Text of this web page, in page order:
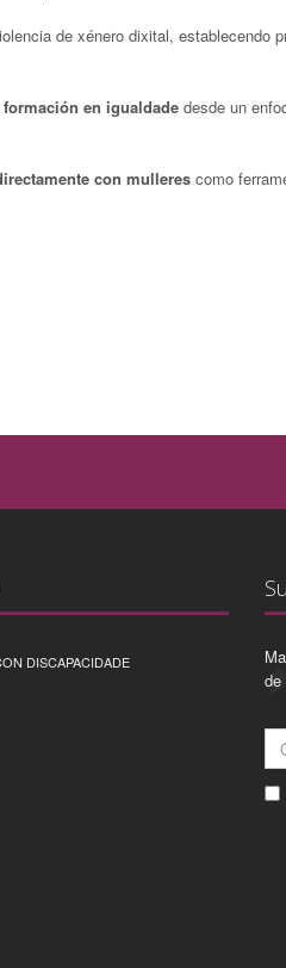
de xénero dixital, establecendo
en igualdade desde un
con mulleres como
DISCAPACIDADE
de